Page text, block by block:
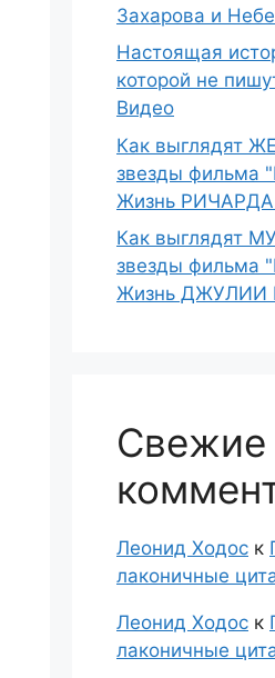
Захарова и
Настоящая
которой не
Видео
Как выглядят
звезды фильма
Жизнь
Как выглядят
звезды фильма
Жизнь ДЖУЛИИ
Свежие
Леонид Ходос к
лаконичные
Леонид Ходос к
лаконичные